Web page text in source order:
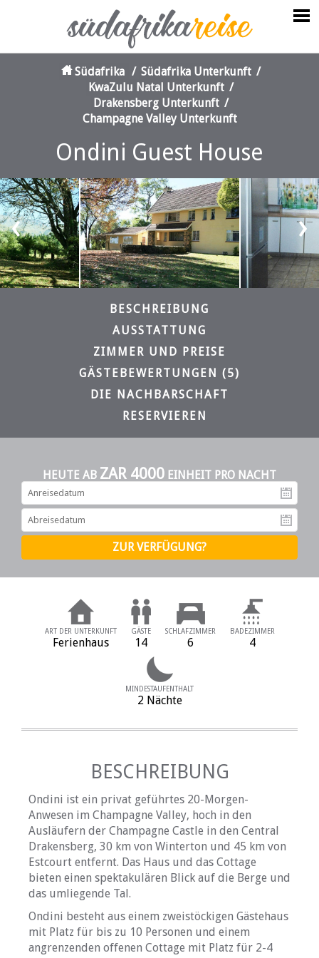
Südafrika / Südafrika Unterkunft /
KwaZulu Natal Unterkunft /
Drakensberg Unterkunft /
Champagne Valley Unterkunft
Ondini Guest House
‹ ›
BESCHREIBUNG
AUSSTATTUNG
ZIMMER UND PREISE
GÄSTEBEWERTUNGEN (5)
DIE NACHBARSCHAFT
RESERVIEREN
HEUTE AB ZAR 4000 EINHEIT PRO NACHT
ART DER UNTERKUNFT
Ferienhaus
GÄSTE
14
SCHLAFZIMMER
6
BADEZIMMER
4
MINDESTAUFENTHALT
2 Nächte
BESCHREIBUNG
Ondini ist ein privat geführtes 20-Morgen-
Anwesen im Champagne Valley, hoch in den
Ausläufern der Champagne Castle in den Central
Drakensberg, 30 km von Winterton und 45 km von
Estcourt entfernt. Das Haus und das Cottage
bieten einen spektakulären Blick auf die Berge und
das umliegende Tal.
Ondini besteht aus einem zweistöckigen Gästehaus
mit Platz für bis zu 10 Personen und einem
angrenzenden offenen Cottage mit Platz für 2-4